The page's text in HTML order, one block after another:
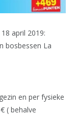
april 2019:
bosbessen La
en per fysieke
( behalve